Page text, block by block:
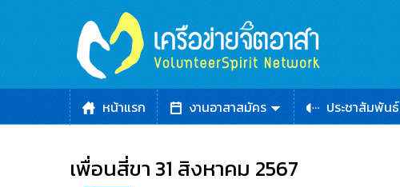
หน้าแรก งานอาสาสมัคร ประชาสัมพันธ์
เพื่อนสี่ขา 31 สิงหาคม 2567